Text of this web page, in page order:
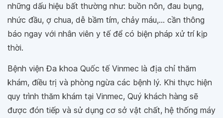
những dấu hiệu bất thường như: buồn nôn, đau bụng,
nhức đầu, ợ chua, dễ bầm tím, chảy máu,... cần thông
báo ngay với nhân viên y tế để có biện pháp xử trí kịp
thời.
Bệnh viện Đa khoa Quốc tế Vinmec là địa chỉ thăm
khám, điều trị và phòng ngừa các bệnh lý. Khi thực hiện
quy trình thăm khám tại Vinmec, Quý khách hàng sẽ
được đón tiếp và sử dụng cơ sở vật chất, hệ thống máy